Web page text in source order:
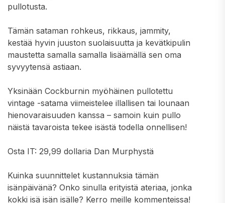
pullotusta.
Tämän sataman rohkeus, rikkaus, jammity,
kestää hyvin juuston suolaisuutta ja kevätkipulin
maustetta samalla samalla lisäämällä sen oma
syvyytensä astiaan.
Yksinään Cockburnin myöhäinen pullotettu
vintage -satama viimeistelee illallisen tai lounaan
hienovaraisuuden kanssa – samoin kuin pullo
näistä tavaroista tekee isästä todella onnellisen!
Osta IT: 29,99 dollaria Dan Murphystä
Kuinka suunnittelet kustannuksia tämän
isänpäivänä? Onko sinulla erityistä ateriaa, jonka
kokki isä isän isälle? Kerro meille kommenteissa!